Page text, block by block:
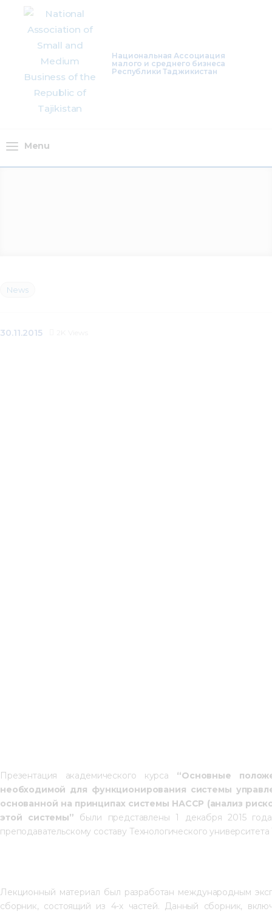
Национальная Ассоциация
малого и среднего бизнеса
Республики Таджикистан
Menu
About Us
Activity
Projects
Membership
Info resources
News
30.11.2015
Презентация академического курса “Основные
необходимой для функционирования системы
основанной на принципах системы НАССР (анализ
этой системы” были представлены 1 декабря 2015
преподавательскому составу Технологического
Лекционный материал был разработан международным
сборник, состоящий из 4-х частей. Данный сборник,